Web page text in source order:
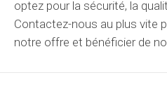
optez pour la sécurité, la
Contactez-nous au plus vite
notre offre et bénéficier de